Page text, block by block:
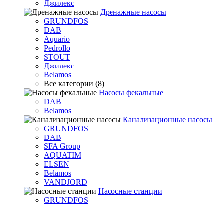
Джилекс
Дренажные насосы
GRUNDFOS
DAB
Aquario
Pedrollo
STOUT
Джилекс
Belamos
Все категории (8)
Насосы фекальные
DAB
Belamos
Канализационные насосы
GRUNDFOS
DAB
SFA Group
AQUATIM
ELSEN
Belamos
VANDJORD
Насосные станции
GRUNDFOS